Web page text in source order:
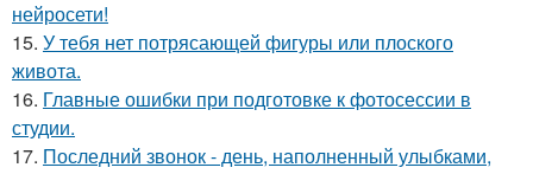
нейросети!
15. У тебя нет потрясающей фигуры или плоского
живота.
16. Главные ошибки при подготовке к фотосессии в
студии.
17. Последний звонок - день, наполненный улыбками,